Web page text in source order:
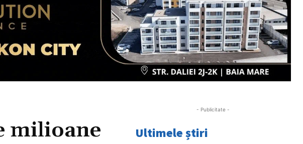
milioane
- Publicitate -
Ultimele știri